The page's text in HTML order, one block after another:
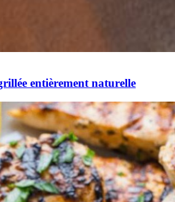
entièrement naturelle